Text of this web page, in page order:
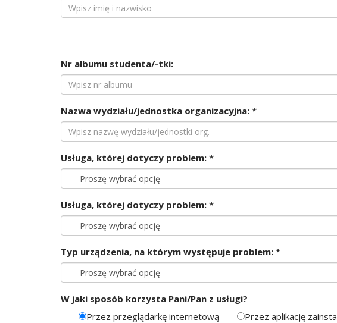
Nr albumu studenta/-tki:
Nazwa wydziału/jednostka organizacyjna: *
Usługa, której dotyczy problem: *
Usługa, której dotyczy problem: *
Typ urządzenia, na którym występuje problem: *
W jaki sposób korzysta Pani/Pan z usługi?
Przez przeglądarkę internetową
Przez aplikację